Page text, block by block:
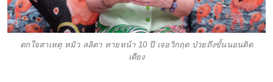
ตกใจสาเหตุ หมิว ลลิตา หายหน้า 10 ปี เจอวิกฤต ป่วยถึงขั้นนอนติด
เตียง